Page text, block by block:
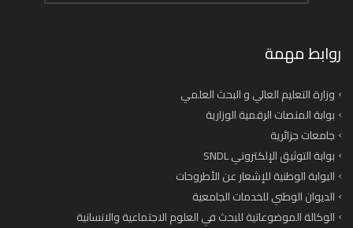
روابط مهمة
وزارة التعليم العالي و البحث العلمي
بوابة المنصات الرقمية الوزارية
جامعات جزائرية
بوابة التوثيق الإلكتروني SNDL
البوابة الوطنية للإشعار عن الأطروحات
الديوان الوطني للخدمات الجامعية
الوكالة الموضوعاتية للبحث في العلوم الاجتماعية والانسانية